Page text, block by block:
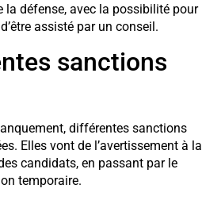
la défense, avec la possibilité pour
assisté par un conseil.
sanctions
différentes sanctions
Elles vont de l’avertissement à la
candidats, en passant par le
temporaire.